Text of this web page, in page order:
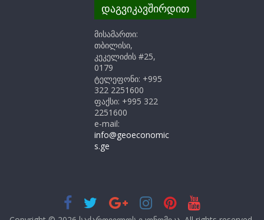
დაგვიკავშირდით
მისამართი:
თბილისი,
კეკელიძის #25,
0179
ტელეფონი: +995
322 2251600
ფაქსი: +995 322
2251600
e-mail:
info@geoeconomic
s.ge